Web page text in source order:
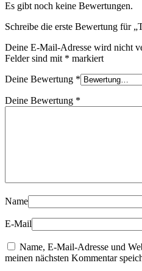
Es gibt noch keine Bewertungen.
Schreibe die erste Bewertung für
Deine E-Mail-Adresse wird nicht
Felder sind mit * markiert
Deine Bewertung *
Deine Bewertung *
Name
E-Mail
Name, E-Mail-Adresse und
meinen nächsten Kommentar